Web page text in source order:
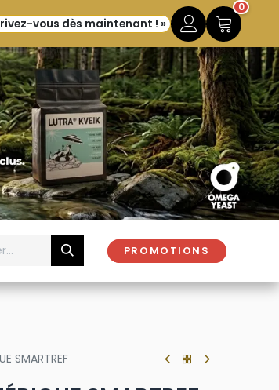
vous dès maintenant ! »
0
PROMOTIONS
SMARTREF